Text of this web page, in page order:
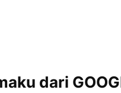
dari